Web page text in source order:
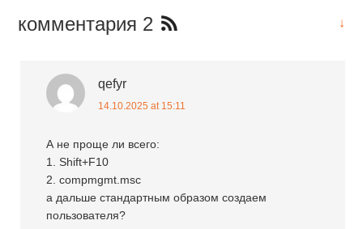
комментария 2 ↓
qefyr
14.10.2025 at 15:11
А не проще ли всего:
1. Shift+F10
2. compmgmt.msc
а дальше стандартным образом создаем
пользователя?